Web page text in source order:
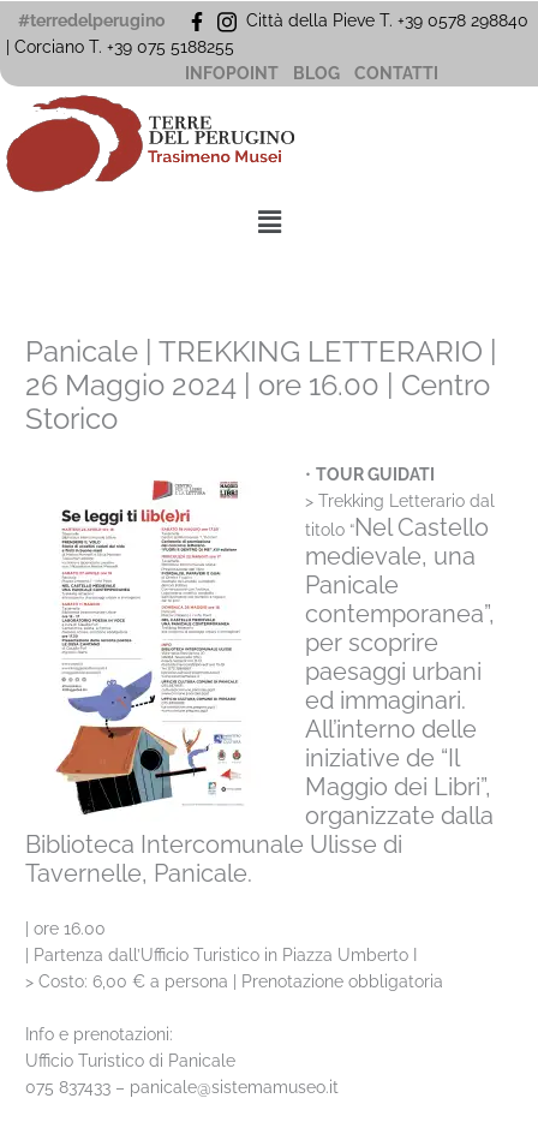
Vai
al
#terredelperugino
Città della Pieve T. +39 0578 298840
| Corciano T. +39 075 5188255
INFOPOINT
BLOG CONTATTI
Menu
Panicale | TREKKING LETTERARIO |
26 Maggio 2024 | ore 16.00 | Centro
Storico
• TOUR GUIDATI
> Trekking Letterario dal
titolo “Nel Castello
medievale, una
Panicale
contemporanea”,
per scoprire
paesaggi urbani
ed immaginari.
All’interno delle
iniziative de “Il
Maggio dei Libri”,
organizzate dalla
Biblioteca Intercomunale Ulisse di
Tavernelle, Panicale.
| ore 16.00
| Partenza dall’Ufficio Turistico in Piazza Umberto I
> Costo: 6,00 € a persona | Prenotazione obbligatoria
Info e prenotazioni:
Ufficio Turistico di Panicale
075 837433 – panicale@sistemamuseo.it